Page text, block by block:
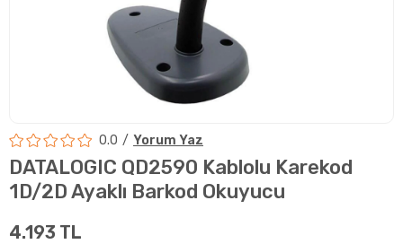
0.0 Yorum Yaz
DATALOGIC QD2590 Kablolu Karekod
1D/2D Ayaklı Barkod Okuyucu
4.193 TL